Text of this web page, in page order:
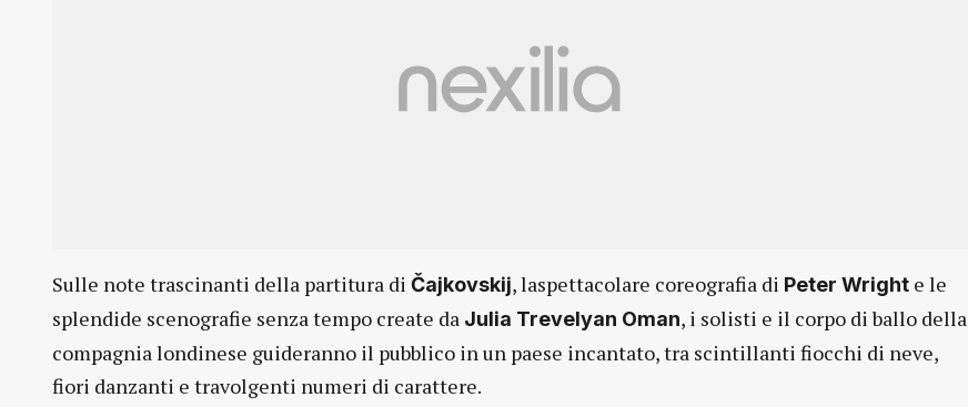
Sulle note trascinanti della partitura di Čajkovskij, laspettacolare coreografia di Peter Wright e le
splendide scenografie senza tempo create da Julia Trevelyan Oman, i solisti e il corpo di ballo della
compagnia londinese guideranno il pubblico in un paese incantato, tra scintillanti fiocchi di neve,
fiori danzanti e travolgenti numeri di carattere.